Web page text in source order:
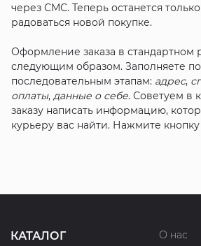
через СМС. Теперь останется
радоваться новой покупке.
Оформление заказа в стандартном
следующим образом. Заполняете
последовательным этапам: адрес,
оплаты, данные о себе. Советуем в
заказу написать информацию,
курьеру вас найти. Нажмите кнопку
КАТАЛОГ
О нас